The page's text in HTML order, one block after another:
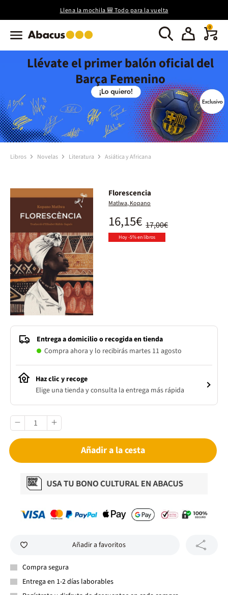
Llena la mochila 🎒 Todo para la vuelta
0
Llévate el primer balón oficial del
Barça Femenino
Libros Novelas Literatura Asiática y Africana
Florescencia
Matlwa, Kopano
17,00€
16,15€
Hoy -5% en libros
Entrega a domicilio o recogida en tienda
Compra ahora y lo recibirás martes 11 agosto
Haz clic y recoge
Elige una tienda y consulta la entrega más rápida
Añadir a la cesta
Añadir a favoritos
Compra segura
Entrega en 1-2 días laborables